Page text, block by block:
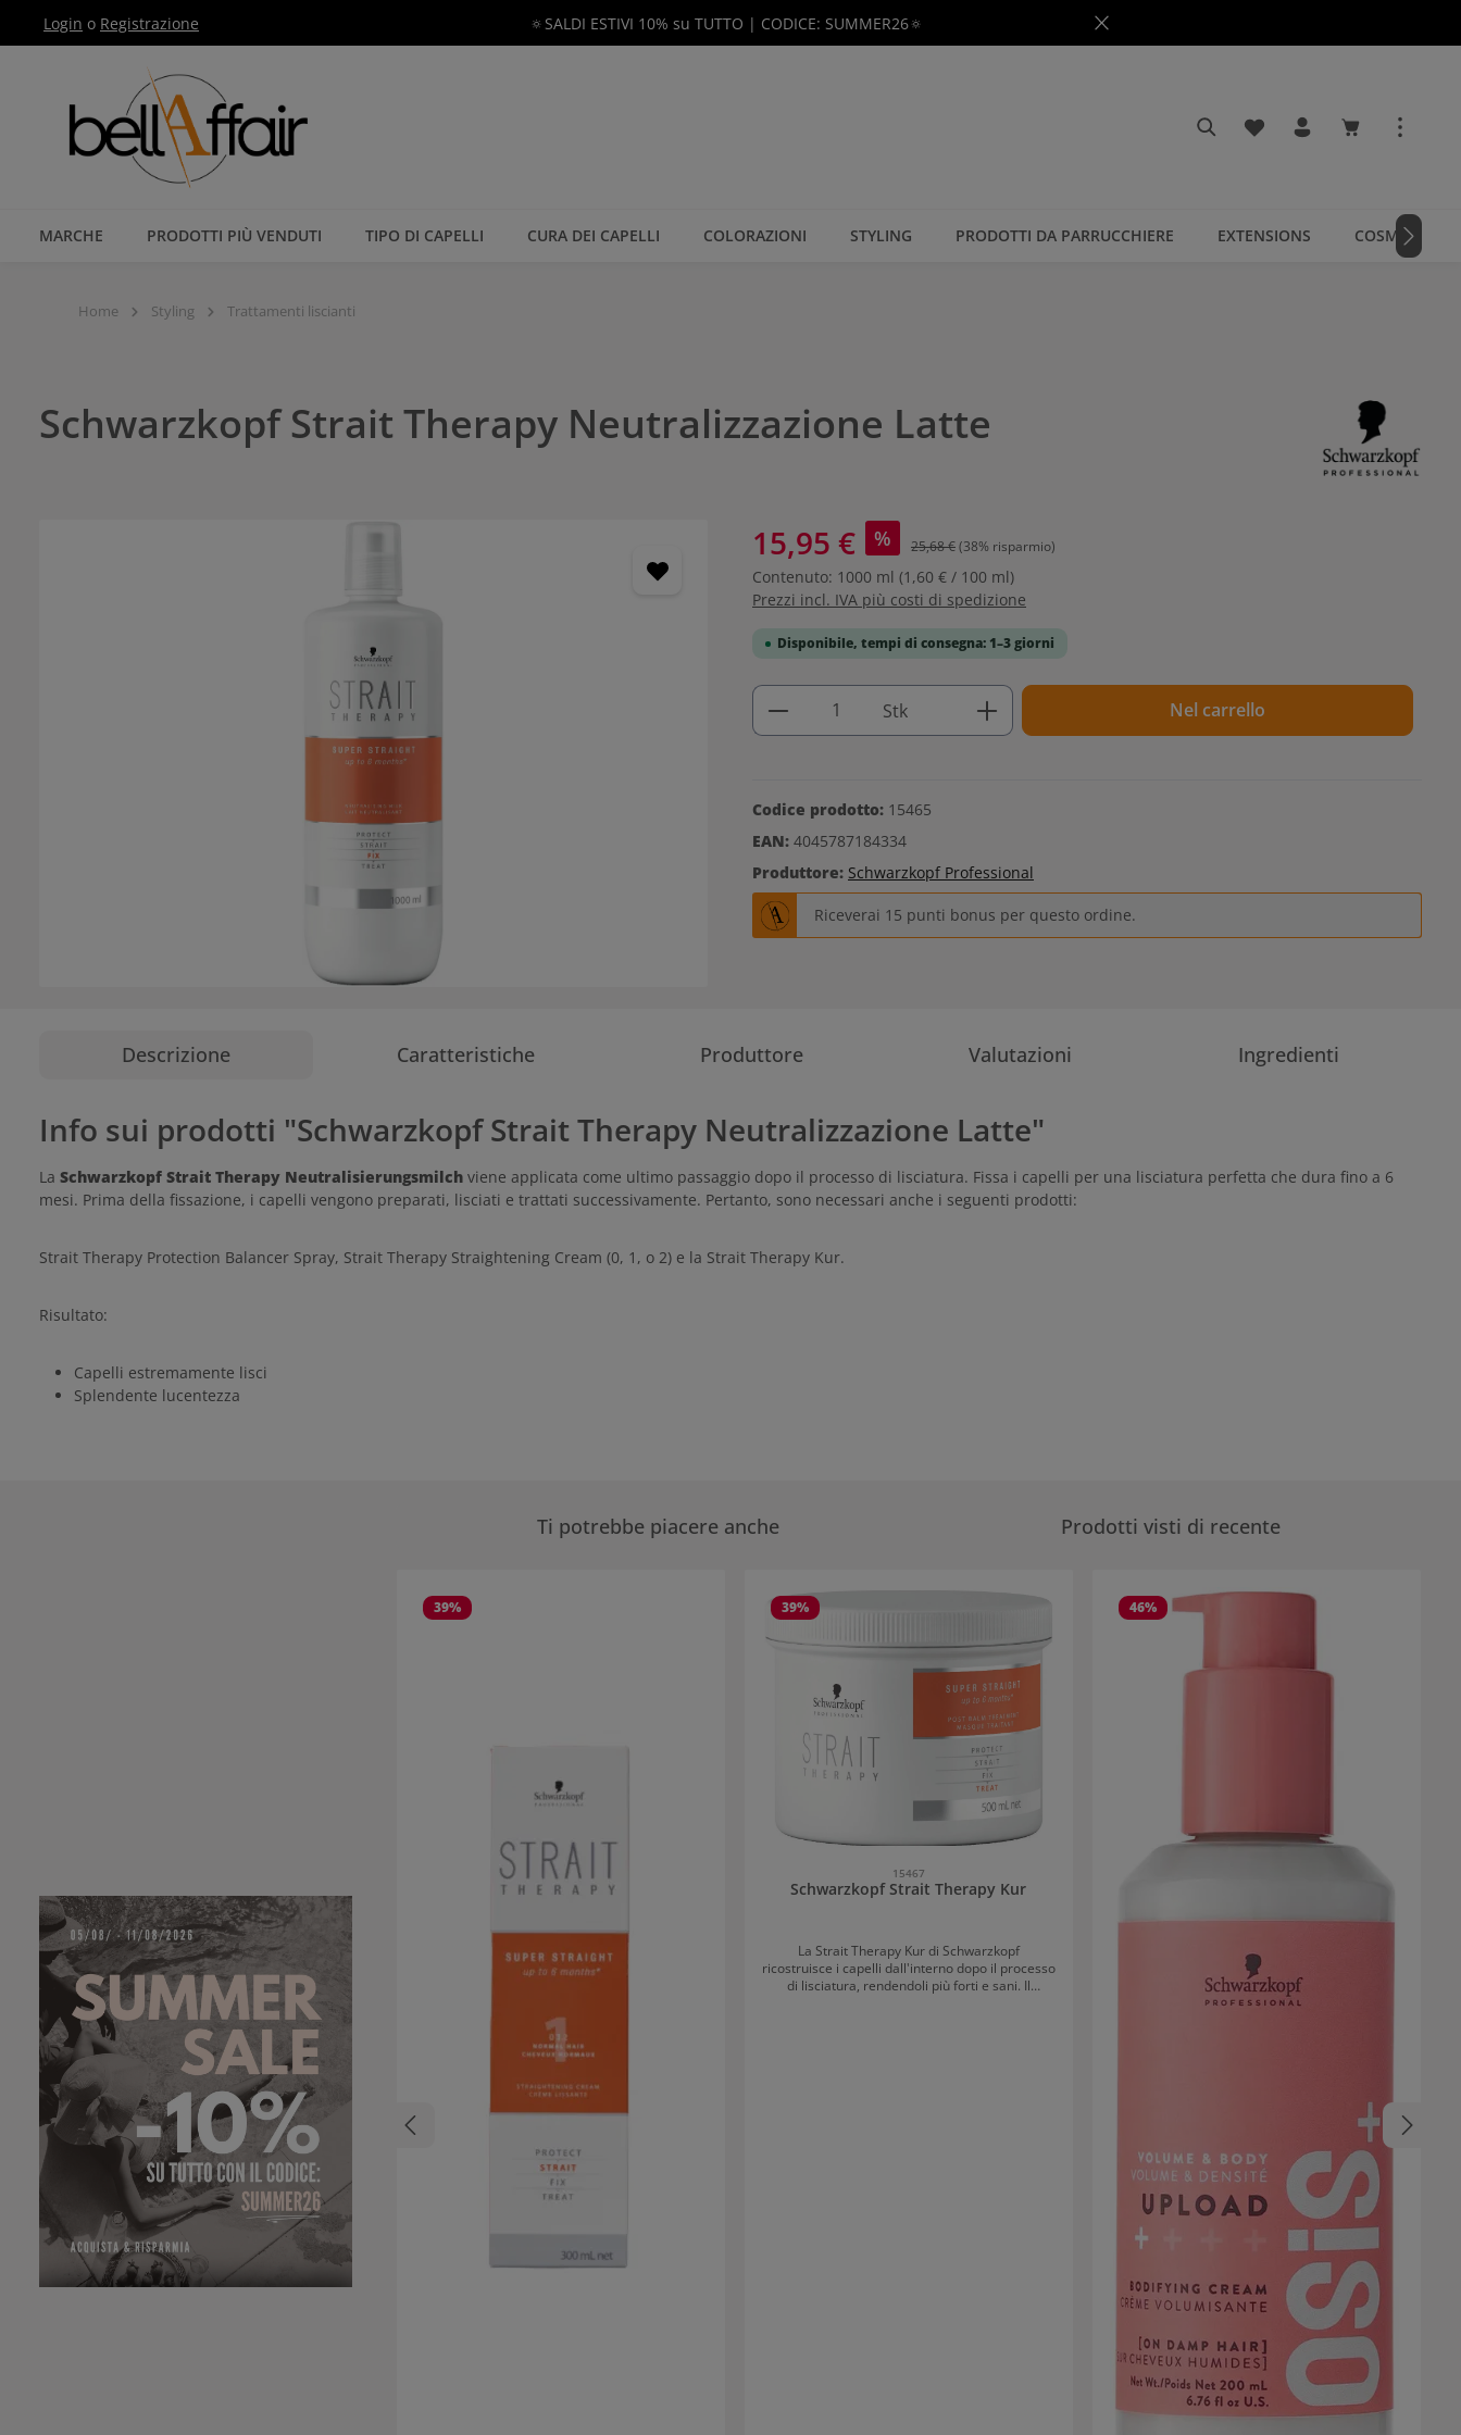
alla navigazione principale
Login o Registrazione 🔅SALDI ESTIVI 10% su TUTTO | CODICE: SUMMER26🔅
Hai 0 articoli nella lista dei
Il carrello
MARCHE PRODOTTI PIÙ VENDUTI TIPO DI CAPELLI CURA DEI CAPELLI COLORAZIONI STYLING PRODOTTI DA PARRUCCHIERE EXTENSIONS COSMETICI
Home Styling Trattamenti liscianti
Schwarzkopf Strait Therapy Neutralizzazione Latte
15,95 € % 25,68 €(38% risparmio)
Contenuto: 1000 ml (1,60 € / 100 ml)
Prezzi incl. IVA più costi di spedizione
Disponibile, tempi di consegna: 1–3 giorni
Quantità del prodotto: inserisci la quantità desiderata o
Stk Nel carrello
Codice prodotto: 15465
EAN: 4045787184334
Produttore: Schwarzkopf Professional
Riceverai 15 punti bonus per questo ordine.
Descrizione Caratteristiche Produttore Valutazioni Ingredienti
Info sui prodotti "Schwarzkopf Strait Therapy Neutralizzazione Latte"
La Schwarzkopf Strait Therapy Neutralisierungsmilch viene applicata come ultimo passaggio dopo il processo di lisciatura. Fissa i capelli per una lisciatura perfetta che dura fino a 6
mesi. Prima della fissazione, i capelli vengono preparati, lisciati e trattati successivamente. Pertanto, sono necessari anche i seguenti prodotti:
Strait Therapy Protection Balancer Spray, Strait Therapy Straightening Cream (0, 1, o 2) e la Strait Therapy Kur.
Risultato:
Capelli estremamente lisci
Splendente lucentezza
Ti potrebbe piacere anche Prodotti visti di recente
39% 39%
15467
Schwarzkopf Strait Therapy Kur
La Strait Therapy Kur di Schwarzkopf
ricostruisce i capelli dall'interno dopo il processo
di lisciatura, rendendoli più forti e sani. Il
46%